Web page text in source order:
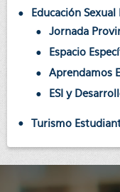
Educación
Jornada
Espacio
Aprendamos
ESI y
Turismo